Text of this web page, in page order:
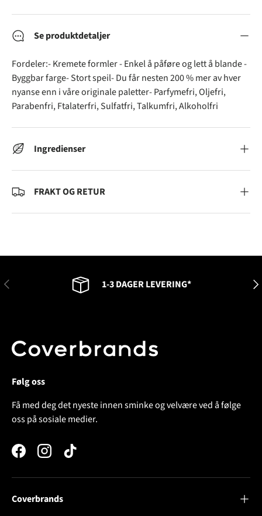
Se produktdetaljer
Fordeler:- Kremete formler - Enkel å påføre og lett å blande -
Byggbar farge- Stort speil- Du får nesten 200 % mer av hver
nyanse enn i våre originale paletter- Parfymefri, Oljefri,
Parabenfri, Ftalaterfri, Sulfatfri, Talkumfri, Alkoholfri
Ingredienser
FRAKT OG RETUR
FORRIGE 1-3 DAGER LEVERING*
Følg oss
Få med deg det nyeste innen sminke og velvære ved å følge
oss på sosiale medier.
FacebookInstagramTikTok
Coverbrands